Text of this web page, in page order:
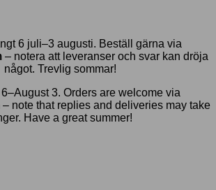
6 juli–3 augusti. Beställ gärna via
– notera att leveranser och svar kan dröja
något. Trevlig sommar!
3. Orders are welcome via
– note that replies and deliveries may take
Have a great summer!